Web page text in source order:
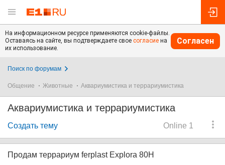
На информационном ресурсе применяются cookie-файлы.
Оставаясь на сайте, вы подтверждаете свое согласие на
их использование.
Согласен
Поиск по форумам
Общение Животные Аквариумистика и террариумистика
Аквариумистика и террариумистика
Online 1
Создать тему
Продам террариум ferplast Explora 80H